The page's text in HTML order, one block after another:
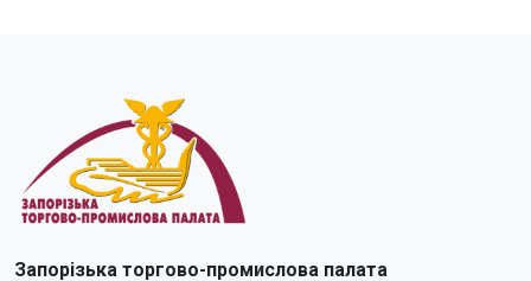
Запорізька торгово-промислова палата